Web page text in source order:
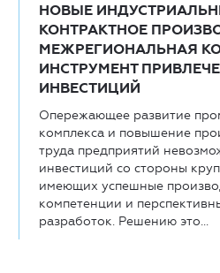
НОВЫЕ
КОНТРАКТНОЕ
МЕЖРЕГИОНАЛЬНАЯ
ИНСТРУМЕНТ
ИНВЕСТИЦИЙ
Опережающее развитие
комплекса и повышение
труда предприятий
инвестиций со стороны
имеющих успешные
компетенции и
разработок. Решению это...